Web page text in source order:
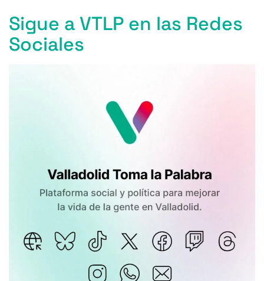
Sigue a VTLP en las Redes
Sociales